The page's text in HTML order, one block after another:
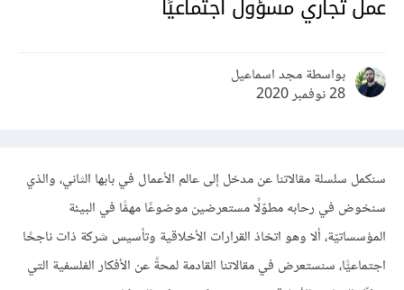
عمل تجاري مسؤول اجتماعيًا
بواسطة مجد اسماعيل
28 نوفمبر 2020
سنكمل سلسلة مقالاتنا عن مدخل إلى عالم الأعمال في بابها الثاني، والذي
سنخوض في رحابه مطوّلًا مستعرضين موضوعًا مهمًّا في البيئة
المؤسساتيّة، ألا وهو اتخاذ القرارات الأخلاقية وتأسيس شركة ذات ناجحًا
اجتماعيًّا، سنستعرض في مقالاتنا القادمة لمحةً عن الأفكار الفلسفية التي